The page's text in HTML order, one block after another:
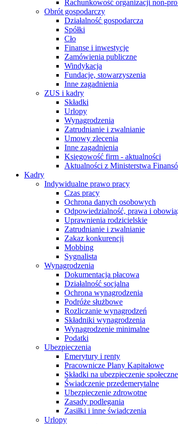
Rachunkowość organizacji non-
Obrót gospodarczy
Działalność gospodarcza
Spółki
Cło
Finanse i inwestycje
Zamówienia publiczne
Windykacja
Fundacje, stowarzyszenia
Inne zagadnienia
ZUS i kadry
Składki
Urlopy
Wynagrodzenia
Zatrudnianie i zwalnianie
Umowy zlecenia
Inne zagadnienia
Księgowość firm - aktualności
Aktualności z Ministerstwa
Kadry
Indywidualne prawo pracy
Czas pracy
Ochrona danych osobowych
Odpowiedzialność, prawa i
Uprawnienia rodzicielskie
Zatrudnianie i zwalnianie
Zakaz konkurencji
Mobbing
Sygnalista
Wynagrodzenia
Dokumentacja płacowa
Działalność socjalna
Ochrona wynagrodzenia
Podróże służbowe
Rozliczanie wynagrodzeń
Składniki wynagrodzenia
Wynagrodzenie minimalne
Podatki
Ubezpieczenia
Emerytury i renty
Pracownicze Plany Kapitałowe
Składki na ubezpieczenie społeczne
Świadczenie przedemerytalne
Ubezpieczenie zdrowotne
Zasady podlegania
Zasiłki i inne świadczenia
Urlopy